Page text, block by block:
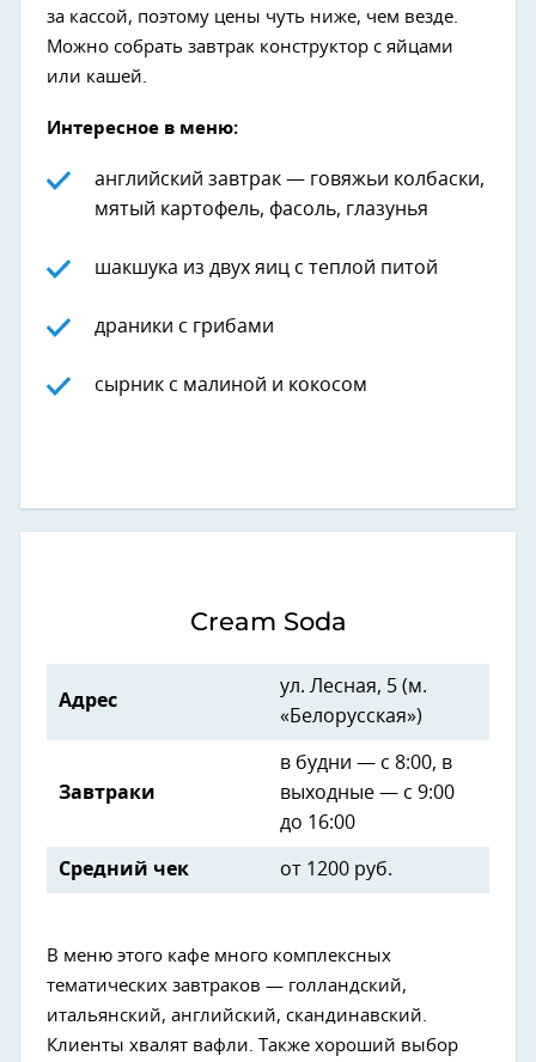
за кассой, поэтому цены чуть ниже, чем везде.
Можно собрать завтрак конструктор с яйцами
или кашей.
Интересное в меню:
английский завтрак — говяжьи колбаски,
мятый картофель, фасоль, глазунья
шакшука из двух яиц с теплой питой
драники с грибами
сырник с малиной и кокосом
Cream Soda
Адрес
ул. Лесная, 5 (м.
«Белорусская»)
Завтраки
в будни — с 8:00, в
выходные — с 9:00
до 16:00
Средний чек от 1200 руб.
В меню этого кафе много комплексных
тематических завтраков — голландский,
итальянский, английский, скандинавский.
Клиенты хвалят вафли. Также хороший выбор